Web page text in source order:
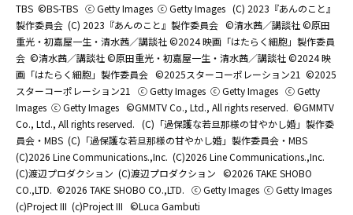
TBS ©BS-TBS ⓒ Getty Images ⓒ Getty Images (C) 2023『あんのこと』
製作委員会 (C) 2023『あんのこと』製作委員会 ©清水茜／講談社 ©原田
重光・初嘉屋一生・清水茜／講談社 ©2024 映画「はたらく細胞」製作委員
会 ©清水茜／講談社 ©原田重光・初嘉屋一生・清水茜／講談社 ©2024 映
画「はたらく細胞」製作委員会 ©2025スターコーポレーション21 ©2025
スターコーポレーション21
ⓒ Getty Images ⓒ Getty Images ⓒ Getty
Images ⓒ Getty Images ©GMMTV Co., Ltd., All rights reserved. ©GMMTV
Co., Ltd., All rights reserved. (C)「過保護な若旦那様の甘やかし婚」製作委
員会・MBS (C)「過保護な若旦那様の甘やかし婚」製作委員会・MBS
(C)2026 Line Communications.,Inc. (C)2026 Line Communications.,Inc.
(C)渡辺プロダクション (C)渡辺プロダクション ©2026 TAKE SHOBO
CO.,LTD. ©2026 TAKE SHOBO CO.,LTD. ⓒ Getty Images ⓒ Getty Images
(c)Project III (c)Project III ©Luca Gambuti